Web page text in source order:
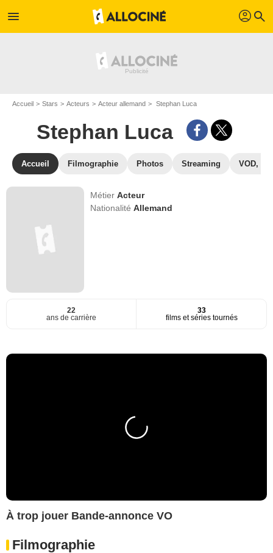
menu profil search
Accueil Stars Acteurs Acteur allemand Stephan Luca
Stephan Luca
Accueil Filmographie Photos Streaming VOD,
MétierActeur
NationalitéAllemand
22
ans de carrière
33
films et séries tournés
À trop jouer Bande-annonce VO
Filmographie